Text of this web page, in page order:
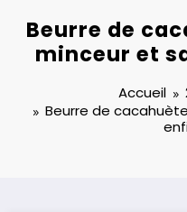
Beurre de
minceur et
Accueil
Beurre de